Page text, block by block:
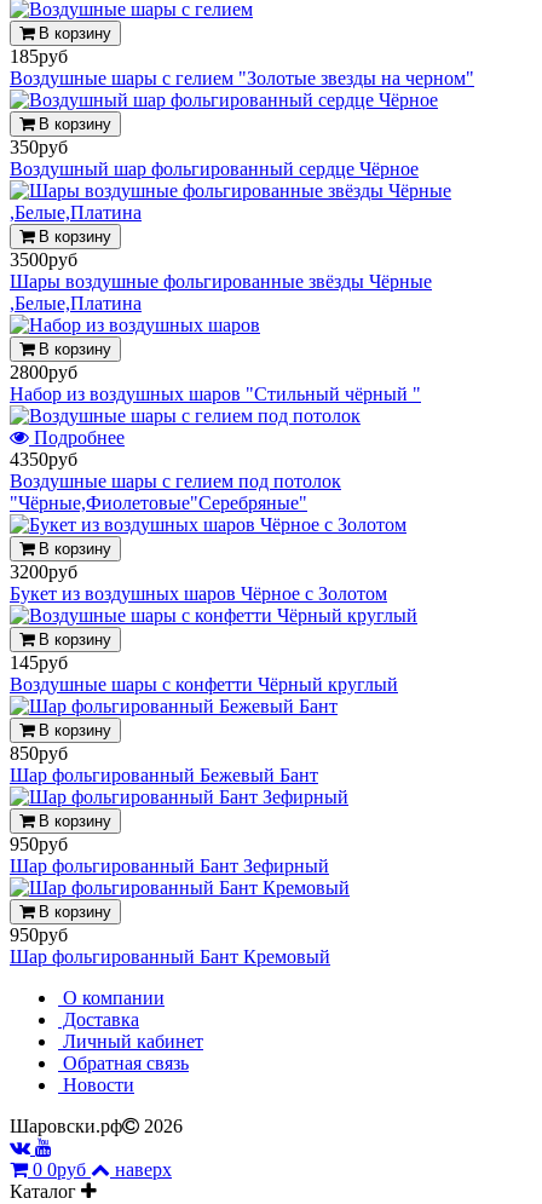
В корзину
185руб
Воздушные шары с гелием "Золотые звезды на черном"
В корзину
350руб
Воздушный шар фольгированный сердце Чёрное
В корзину
3500руб
Шары воздушные фольгированные звёзды Чёрные
,Белые,Платина
В корзину
2800руб
Набор из воздушных шаров "Стильный чёрный "
Подробнее
4350руб
Воздушные шары с гелием под потолок
"Чёрные,Фиолетовые"Серебряные"
В корзину
3200руб
Букет из воздушных шаров Чёрное с Золотом
В корзину
145руб
Воздушные шары с конфетти Чёрный круглый
В корзину
850руб
Шар фольгированный Бежевый Бант
В корзину
950руб
Шар фольгированный Бант Зефирный
В корзину
950руб
Шар фольгированный Бант Кремовый
О компании
Доставка
Личный кабинет
Обратная связь
Новости
Шаровски.рф
2026
0 0руб
наверх
Каталог